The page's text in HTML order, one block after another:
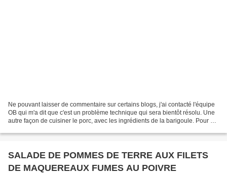
Ne pouvant laisser de commentaire sur certains blogs, j'ai contacté l'équipe
OB qui m'a dit que c'est un problème technique qui sera bientôt résolu. Une
autre façon de cuisiner le porc, avec les ingrédients de la barigoule. Pour 4
SALADE DE POMMES DE TERRE AUX FILETS
DE MAQUEREAUX FUMES AU POIVRE